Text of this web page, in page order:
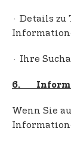
· Details
· Ihre
6.
Wenn Sie